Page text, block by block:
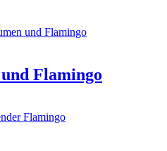
Flamingo